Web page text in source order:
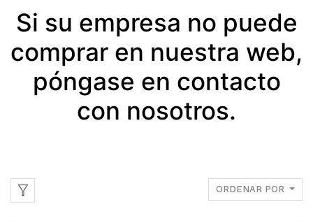
Si su empresa no puede
comprar en nuestra web,
póngase en contacto
con nosotros.
ORDENAR POR